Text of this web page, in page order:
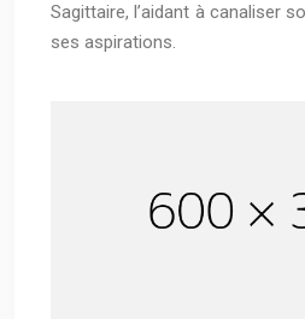
Sagittaire, l’aidant à canaliser
ses aspirations.